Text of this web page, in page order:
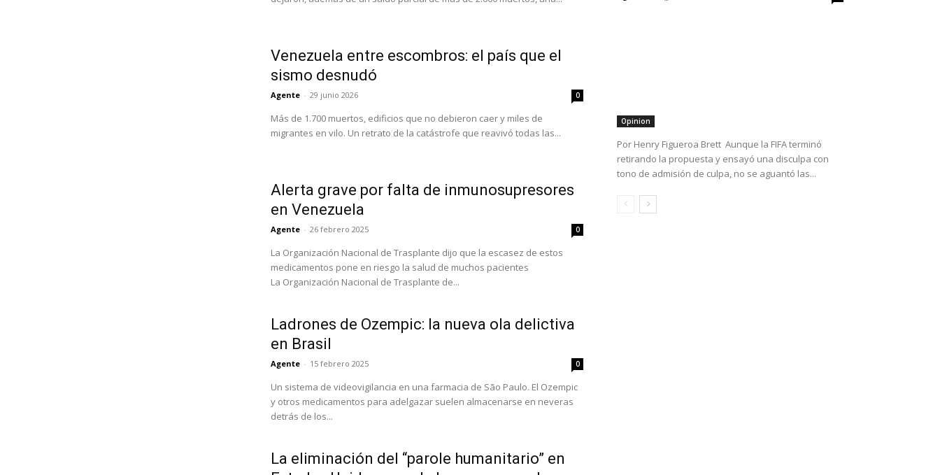
Venezuela entre escombros: el país que el
sismo desnudó
Agente - 29 junio 2026 0
Más de 1.700 muertos, edificios que no debieron caer y miles de
migrantes en vilo. Un retrato de la catástrofe que reavivó todas las...
Alerta grave por falta de inmunosupresores
en Venezuela
Agente - 26 febrero 2025 0
La Organización Nacional de Trasplante dijo que la escasez de estos
medicamentos pone en riesgo la salud de muchos pacientes
La Organización Nacional de Trasplante de...
Ladrones de Ozempic: la nueva ola delictiva
en Brasil
Agente - 15 febrero 2025 0
Un sistema de videovigilancia en una farmacia de São Paulo. El Ozempic
y otros medicamentos para adelgazar suelen almacenarse en neveras
detrás de los...
La eliminación del “parole humanitario” en
Opinion
Por Henry Figueroa Brett Aunque la FIFA terminó
retirando la propuesta y ensayó una disculpa con
tono de admisión de culpa, no se aguantó las...